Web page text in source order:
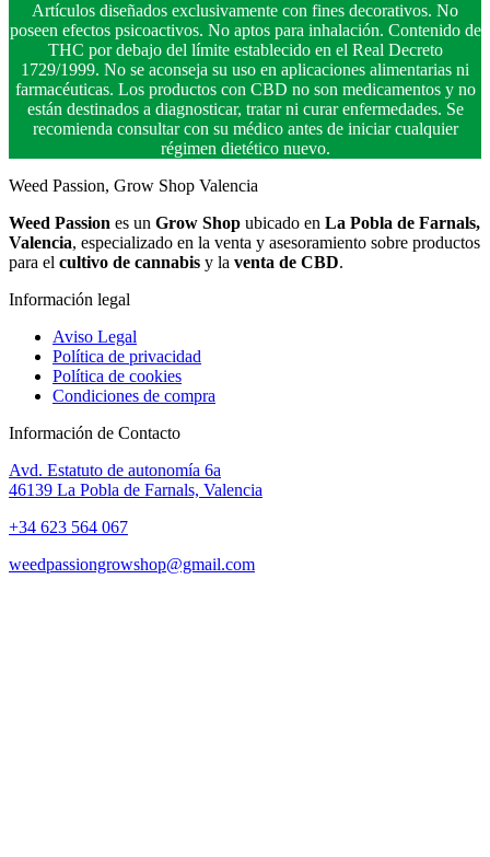
Artículos diseñados exclusivamente con fines decorativos. No
poseen efectos psicoactivos. No aptos para inhalación. Contenido de
THC por debajo del límite establecido en el Real Decreto
1729/1999. No se aconseja su uso en aplicaciones alimentarias ni
farmacéuticas. Los productos con CBD no son medicamentos y no
están destinados a diagnosticar, tratar ni curar enfermedades. Se
recomienda consultar con su médico antes de iniciar cualquier
régimen dietético nuevo.
Weed Passion, Grow Shop Valencia
Weed Passion es un Grow Shop ubicado en La Pobla de Farnals,
Valencia, especializado en la venta y asesoramiento sobre productos
para el cultivo de cannabis y la venta de CBD.
Información legal
Aviso Legal
Política de privacidad
Política de cookies
Condiciones de compra
Información de Contacto
Avd. Estatuto de autonomía 6a
46139 La Pobla de Farnals, Valencia
+34 623 564 067
weedpassiongrowshop@gmail.com